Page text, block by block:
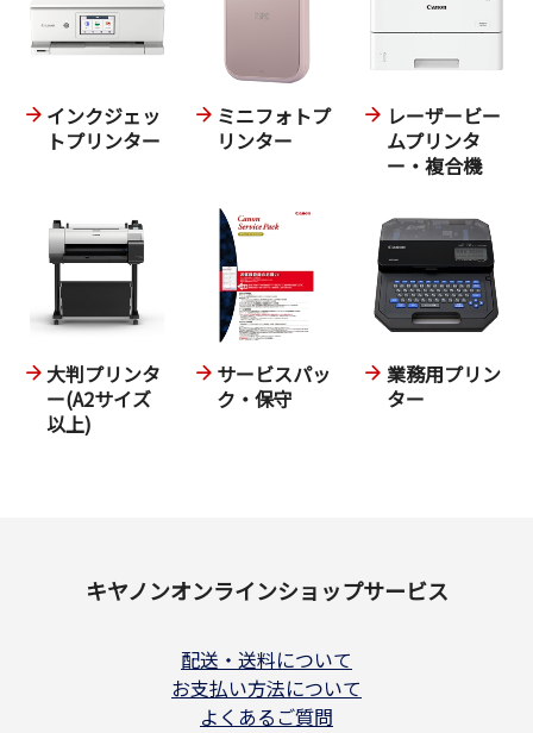
インクジェッ
トプリンター
ミニフォトプ
リンター
レーザービー
ムプリンタ
ー・複合機
大判プリンタ
ー(A2サイズ
以上)
サービスパッ
ク・保守
業務用プリン
ター
キヤノンオンラインショップサービス
配送・送料について
お支払い方法について
よくあるご質問